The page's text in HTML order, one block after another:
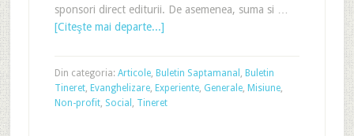
sponsori direct editurii. De asemenea, suma si …
[Citeşte mai departe...]
Din categoria: Articole, Buletin Saptamanal , Buletin
Tineret, Evanghelizare, Experiente, Generale, Misiune,
Non-profit, Social , Tineret